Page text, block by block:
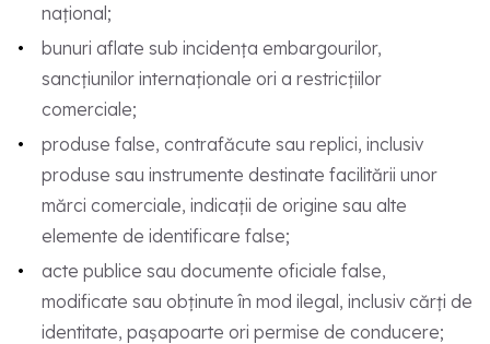
național;
bunuri aflate sub incidența embargourilor,
sancțiunilor internaționale ori a restricțiilor
comerciale;
produse false, contrafăcute sau replici, inclusiv
produse sau instrumente destinate facilitării unor
mărci comerciale, indicații de origine sau alte
elemente de identificare false;
acte publice sau documente oficiale false,
modificate sau obținute în mod ilegal, inclusiv cărți de
identitate, pașapoarte ori permise de conducere;